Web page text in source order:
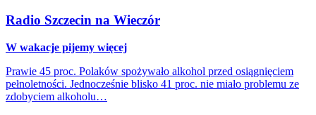
Radio Szczecin na Wieczór
W wakacje pijemy więcej
Prawie 45 proc. Polaków spożywało alkohol przed osiągnięciem
pełnoletności. Jednocześnie blisko 41 proc. nie miało problemu ze
zdobyciem alkoholu…